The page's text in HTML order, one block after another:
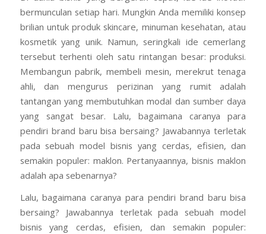
bermunculan setiap hari. Mungkin Anda memiliki konsep
brilian untuk produk skincare, minuman kesehatan, atau
kosmetik yang unik. Namun, seringkali ide cemerlang
tersebut terhenti oleh satu rintangan besar: produksi.
Membangun pabrik, membeli mesin, merekrut tenaga
ahli, dan mengurus perizinan yang rumit adalah
tantangan yang membutuhkan modal dan sumber daya
yang sangat besar. Lalu, bagaimana caranya para
pendiri brand baru bisa bersaing? Jawabannya terletak
pada sebuah model bisnis yang cerdas, efisien, dan
semakin populer: maklon. Pertanyaannya, bisnis maklon
adalah apa sebenarnya?
Lalu, bagaimana caranya para pendiri brand baru bisa
bersaing? Jawabannya terletak pada sebuah model
bisnis yang cerdas, efisien, dan semakin populer: